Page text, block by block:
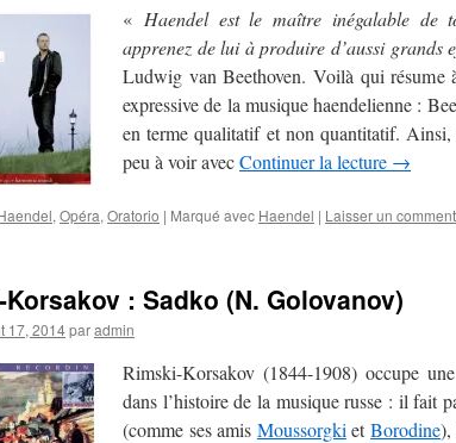
« Haendel est le maître inégalable de
apprenez de lui à produire d’aussi grands
Ludwig van Beethoven. Voilà qui résume
expressive de la musique haendelienne :
en terme qualitatif et non quantitatif.
peu à voir avecContinuer la lecture →
, Opéra, Oratorio | Marqué avec Haendel | Laisser un
: Sadko (N. Golovanov)
17, 2014paradmin
Rimski-Korsakov (1844-1908) occupe
dans l’histoire de la musique russe : il fait
(comme ses amis Moussorgki etBorodine),